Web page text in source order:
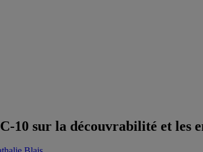
10 sur la découvrabilité et les